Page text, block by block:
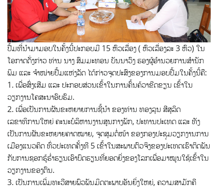
ປື້ມທີ່ນໍາມາມອບໃນຄັ້ງນີ້ປະກອບມີ 15 ຫົວເລື່ອງ ( ຫົວເລື່ອງລະ 3 ຫົວ) ໃນ
ໂອກາດດັ່ງກ່າວ ທ່ານ ນາງ ສົມມະທອນ ບັນນາວົງ ຮອງຜູ້ອໍານວຍການສໍານັກ
ພິມ ແລະ ຈໍາໜ່າຍປື້ມແຫ່ງລັດ ໄດ້ກ່າວຈຸດປະສົງຂອງການມອບປື້ມໃນຄັ້ງນີ້ຄື:
1. ເພື່ອສົ່ງເສີມ ແລະ ປະກອບສ່ວນເຂົ້າໃນການຄົ້ນຄ້ວາຂີດຂຽນ ເຂົ້າໃນ
ວຽກງານໂຄສະນາອົບຮົມ.
2. ເພື່ອເປັນການຜັນຂະຫຍາຍການຊີ້ນໍາ ຂອງທ່ານ ທອງລຸນ ສີສຸລິດ
ເລຂາທິການໃຫຍ່ ຄະນະບໍລິຫານງານສູນກາງພັກ, ປະທານປະເທດ ແລະ ທັງ
ເປັນການຜັນຂະຫຍາຍຄາດໝາຍ, ຈຸດສຸມຕໍ່ໜ້າ ຂອງກອງປະຊຸມວຽກງານການ
ເມືອງແນວຄິດ ທົ່ວປະເທດຄັ້ງທີ 5 ເຂົ້າໃນສະພາບຕົວຈິງຂອງປະເທດເຮົາຕິດພັນ
ກັບການຊອກຮູ້ຮໍ່າຮຽນເອົາບົດຮຽນທີ່ຍອດຍິ່ງຂອງໂລກເພື່ອມາໝູນໃຊ້ເຂົ້າໃນ
ວຽກງານຂອງຕົນ.
3. ເປັນການເພີ່ມທະວີສາຍພົວພັນມິດຕະພາບອັນຍິ່ງໃຫຍ່, ຄວາມສາມັກຄີ